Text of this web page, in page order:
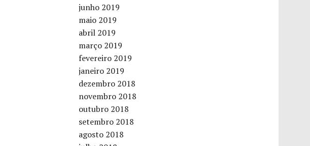
junho 2019
maio 2019
abril 2019
março 2019
fevereiro 2019
janeiro 2019
dezembro 2018
novembro 2018
outubro 2018
setembro 2018
agosto 2018